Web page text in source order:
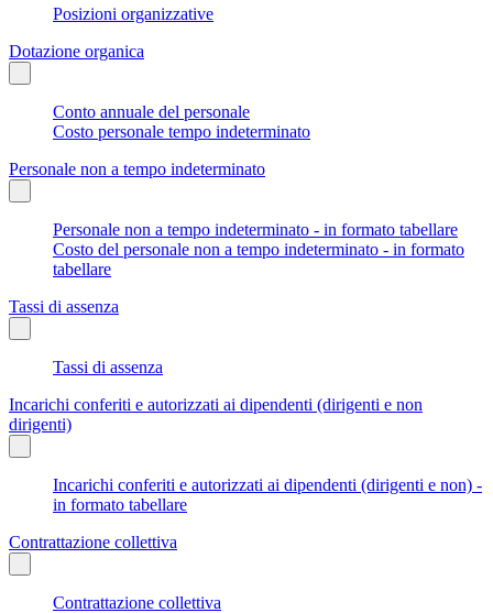
Posizioni organizzative
Dotazione organica
Conto annuale del personale
Costo personale tempo indeterminato
Personale non a tempo indeterminato
Personale non a tempo indeterminato - in formato tabellare
Costo del personale non a tempo indeterminato - in formato
tabellare
Tassi di assenza
Tassi di assenza
Incarichi conferiti e autorizzati ai dipendenti (dirigenti e non
dirigenti)
Incarichi conferiti e autorizzati ai dipendenti (dirigenti e non) -
in formato tabellare
Contrattazione collettiva
Contrattazione collettiva